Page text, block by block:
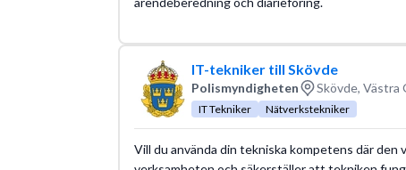
IT-tekniker till Skövde
Polismyndigheten Skövde, Västra
IT Tekniker Nätverkstekniker
Vill du använda din tekniska kompetens där den